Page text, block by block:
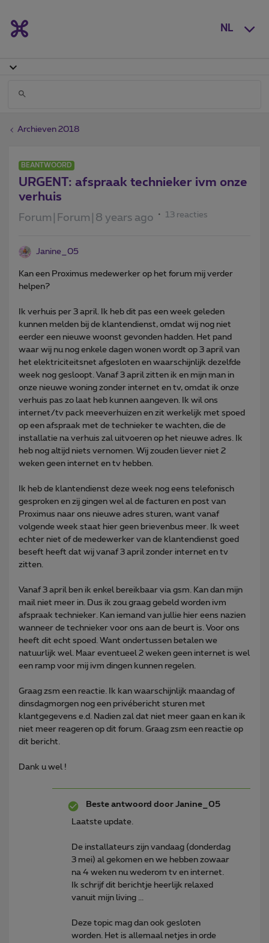
NL
Archieven 2018
BEANTWOORD
URGENT: afspraak technieker ivm onze
verhuis
Forum|Forum|8 years ago 13 reacties
Janine_05
Kan een Proximus medewerker op het forum mij verder
helpen?
Ik verhuis per 3 april. Ik heb dit pas een week geleden
kunnen melden bij de klantendienst, omdat wij nog niet
eerder een nieuwe woonst gevonden hadden. Het pand
waar wij nu nog enkele dagen wonen wordt op 3 april van
het elektriciteitsnet afgesloten en waarschijnlijk dezelfde
week nog gesloopt. Vanaf 3 april zitten ik en mijn man in
onze nieuwe woning zonder internet en tv, omdat ik onze
verhuis pas zo laat heb kunnen aangeven. Ik wil ons
internet/tv pack meeverhuizen en zit werkelijk met spoed
op een afspraak met de technieker te wachten, die de
installatie na verhuis zal uitvoeren op het nieuwe adres. Ik
heb nog altijd niets vernomen. Wij zouden liever niet 2
weken geen internet en tv hebben.
Ik heb de klantendienst deze week nog eens telefonisch
gesproken en zij gingen wel al de facturen en post van
Proximus naar ons nieuwe adres sturen, want vanaf
volgende week staat hier geen brievenbus meer. Ik weet
echter niet of de medewerker van de klantendienst goed
beseft heeft dat wij vanaf 3 april zonder internet en tv
zitten.
Vanaf 3 april ben ik enkel bereikbaar via gsm. Kan dan mijn
mail niet meer in. Dus ik zou graag gebeld worden ivm
afspraak technieker. Kan iemand van jullie hier eens nazien
wanneer de technieker voor ons aan de beurt is. Voor ons
heeft dit echt spoed. Want ondertussen betalen we
natuurlijk wel. Maar eventueel 2 weken geen internet is wel
een ramp voor mij ivm dingen kunnen regelen.
Graag zsm een reactie. Ik kan waarschijnlijk maandag of
dinsdagmorgen nog een privébericht sturen met
klantgegevens e.d. Nadien zal dat niet meer gaan en kan ik
niet meer reageren op dit forum. Graag zsm een reactie op
dit bericht.
Dank u wel !
Beste antwoord door Janine_05
Laatste update.
De installateurs zijn vandaag (donderdag
3 mei) al gekomen en we hebben zowaar
na 4 weken nu wederom tv en internet.
Ik schrijf dit berichtje heerlijk relaxed
vanuit mijn living ...
Deze topic mag dan ook gesloten
worden. Het is allemaal netjes in orde